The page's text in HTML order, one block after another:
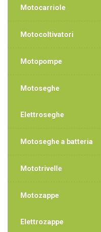
Motocarriole
Motocoltivatori
Motopompe
Motoseghe
Elettroseghe
Motoseghe a batteria
Mototrivelle
Motozappe
Elettrozappe